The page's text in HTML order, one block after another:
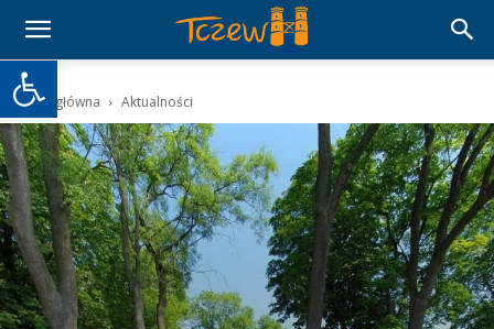
Otwórz pasek narzędzi
Strona główna Aktualności